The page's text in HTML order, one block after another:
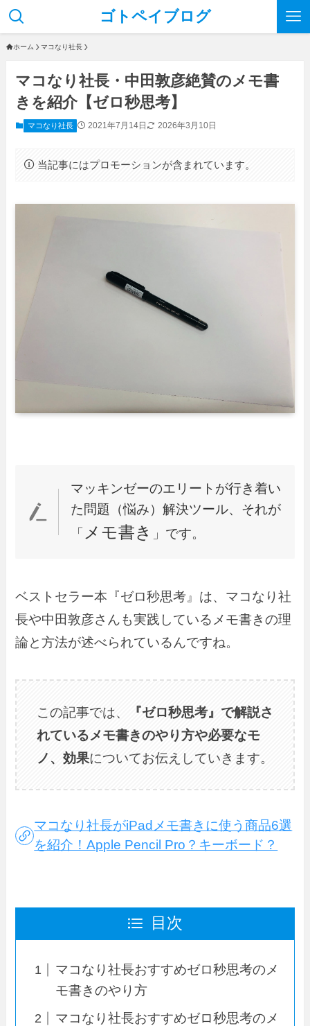
ゴトペイブログ
ホーム マコなり社長
マコなり社長・中田敦彦絶賛のメモ書
きを紹介【ゼロ秒思考】
マコなり社長 2021年7月14日 2026年3月10日
当記事にはプロモーションが含まれています。
マッキンゼーのエリートが行き着い
た問題（悩み）解決ツール、それが
「 メモ書き 」です。
ベストセラー本『ゼロ秒思考』は、マコなり社
長や中田敦彦さんも実践しているメモ書きの理
論と方法が述べられているんですね。
この記事では、
『ゼロ秒思考』で解説さ
れているメモ書きのやり方や必要なモ
ノ、効果についてお伝えしていきます。
マコなり社長がiPadメモ書きに使う商品6選
を紹介！Apple Pencil Pro？キーボード？
目次
マコなり社長おすすめゼロ秒思考のメ
モ書きのやり方
マコなり社長おすすめゼロ秒思考のメ